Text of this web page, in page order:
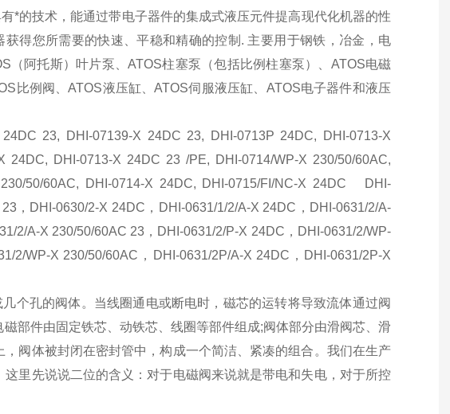
*的技术，能通过带电子器件的集成式液压元件提高现代化机器的性
得您所需要的快速、平稳和精确的控制. 主要用于钢铁，冶金，电
（阿托斯）叶片泵、ATOS柱塞泵（包括比例柱塞泵）、ATOS电磁
比例阀、ATOS液压缸、ATOS伺服液压缸、ATOS电子器件和液压
23, DHI-07139-X 24DC 23, DHI-0713P 24DC, DHI-0713-X
24DC, DHI-0713-X 24DC 23 /PE, DHI-0714/WP-X 230/50/60AC,
50/60AC, DHI-0714-X 24DC, DHI-0715/FI/NC-X 24DC DHI-
，DHI-0630/2-X 24DC，DHI-0631/1/2/A-X 24DC，DHI-0631/2/A-
2/A-X 230/50/60AC 23，DHI-0631/2/P-X 24DC，DHI-0631/2/WP-
2/WP-X 230/50/60AC，DHI-0631/2P/A-X 24DC，DHI-0631/2P-X
个孔的阀体。当线圈通电或断电时，磁芯的运转将导致流体通过阀
部件由固定铁芯、动铁芯、线圈等部件组成;阀体部分由滑阀芯、滑
阀体被封闭在密封管中，构成一个简洁、紧凑的组合。我们在生产
里先说说二位的含义：对于电磁阀来说就是带电和失电，对于所控